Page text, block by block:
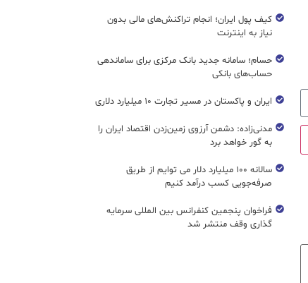
کیف پول ایران؛ انجام تراکنش‌های مالی بدون
نیاز به اینترنت
حسام؛ سامانه جدید بانک مرکزی برای ساماندهی
حساب‌های بانکی
ایران و پاکستان در مسیر تجارت ۱۰ میلیارد دلاری
مدنی‌زاده: دشمن آرزوی زمین‌زدن اقتصاد ایران را
به گور خواهد برد
سالانه ۱۰۰ میلیارد دلار می توایم از طریق
صرفه‌جویی کسب درآمد کنیم
فراخوان پنجمین کنفرانس بین المللی سرمایه
گذاری وقف منتشر شد